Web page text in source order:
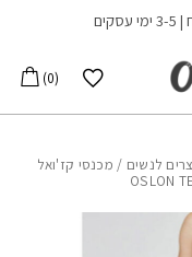
הרשימה שלי
0
לנשים / מכנסי קז'ואל